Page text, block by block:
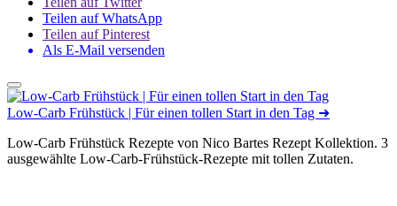
Teilen auf WhatsApp
Teilen auf Pinterest
Als E-Mail versenden
Low-Carb Frühstück | Für einen tollen Start in den Tag ➜
Low-Carb Frühstück Rezepte von Nico Bartes Rezept Kollektion. 3
ausgewählte Low-Carb-Frühstück-Rezepte mit tollen Zutaten.